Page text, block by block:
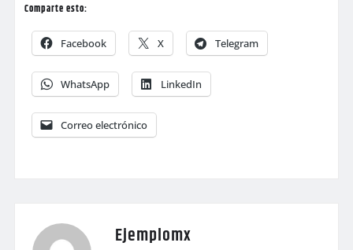
Comparte esto:
Facebook X Telegram
WhatsApp LinkedIn
Correo electrónico
Ejemplomx